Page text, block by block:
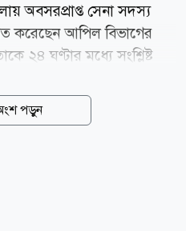
অবসরপ্রাপ্ত সেনা সদস্য
করেছেন আপিল বিভাগের
২৪ ঘণ্টার মধ্যে সংশ্লিষ্ট
রহমানকে গ্রেপ্তার করতে
আবেদনে শুনানির পর
পড়ুন